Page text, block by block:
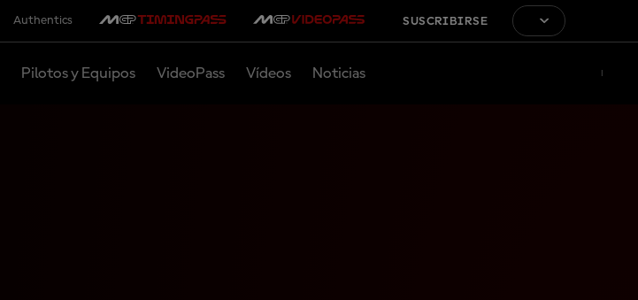
Authentics SUSCRIBIRSE
Pilotos y Equipos VideoPass Vídeos Noticias